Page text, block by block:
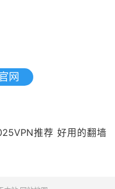
网
推荐 好用的翻墙